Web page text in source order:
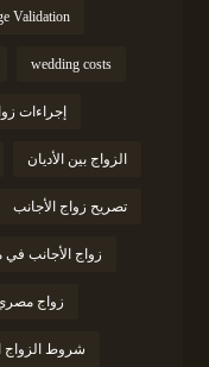
Validation
wedding costs
إجراءات
الزواج بين الأديان
تصريح زواج الأجانب
زواج الأجانب في
زواج
شروط الزواج